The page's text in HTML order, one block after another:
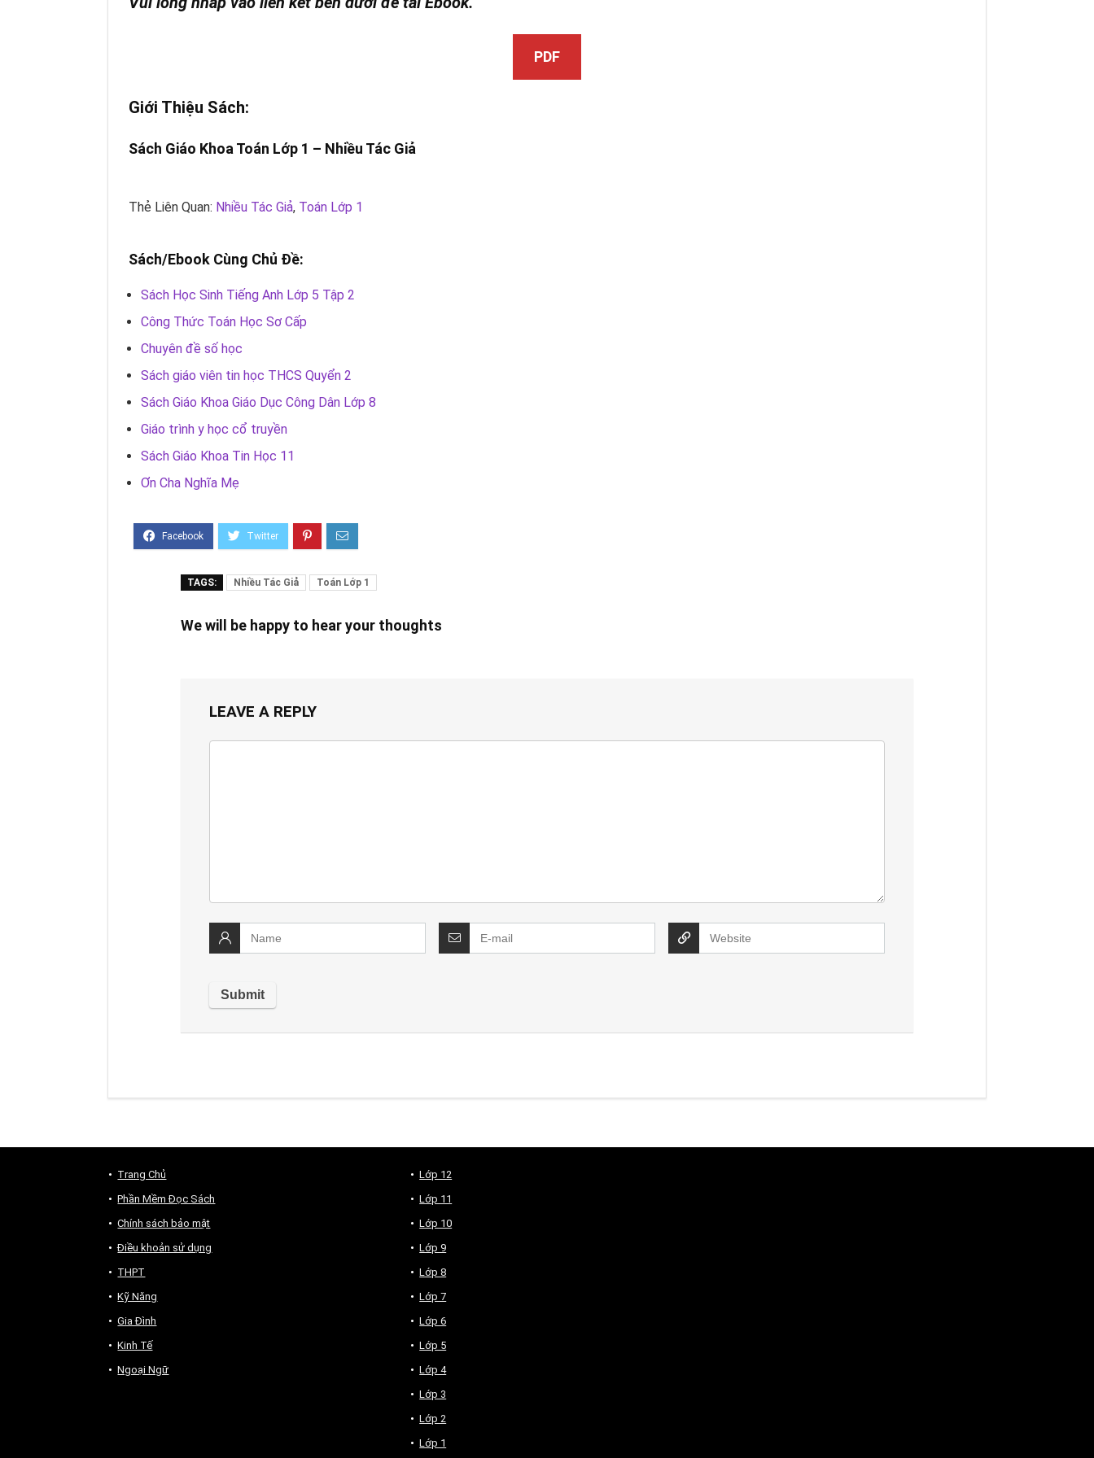
PDF
Giới Thiệu Sách:
Sách Giáo Khoa Toán Lớp 1 – Nhiều Tác Giả
Thẻ Liên Quan: Nhiều Tác Giả, Toán Lớp 1
Sách/Ebook Cùng Chủ Đề:
Sách Học Sinh Tiếng Anh Lớp 5 Tập 2
Công Thức Toán Học Sơ Cấp
Chuyên đề số học
Sách giáo viên tin học THCS Quyển 2
Sách Giáo Khoa Giáo Dục Công Dân Lớp 8
Giáo trình y học cổ truyền
Sách Giáo Khoa Tin Học 11
Ơn Cha Nghĩa Mẹ
TAGS: Nhiều Tác Giả Toán Lớp 1
We will be happy to hear your thoughts
LEAVE A REPLY
Trang Chủ
Phần Mềm Đọc Sách
Chính sách bảo mật
Điều khoản sử dụng
THPT
Kỹ Năng
Gia Đình
Kinh Tế
Ngoại Ngữ
Lớp 12
Lớp 11
Lớp 10
Lớp 9
Lớp 8
Lớp 7
Lớp 6
Lớp 5
Lớp 4
Lớp 3
Lớp 2
Lớp 1